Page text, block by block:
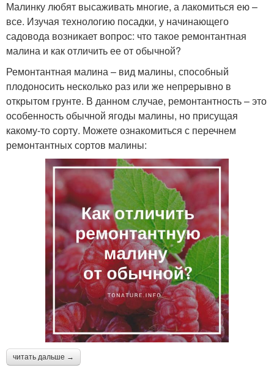
Малинку любят высаживать многие, а лакомиться ею –
все. Изучая технологию посадки, у начинающего
садовода возникает вопрос: что такое ремонтантная
малина и как отличить ее от обычной?
Ремонтантная малина – вид малины, способный
плодоносить несколько раз или же непрерывно в
открытом грунте. В данном случае, ремонтантность – это
особенность обычной ягоды малины, но присущая
какому-то сорту. Можете ознакомиться с перечнем
ремонтантных сортов малины:
читать дальше →